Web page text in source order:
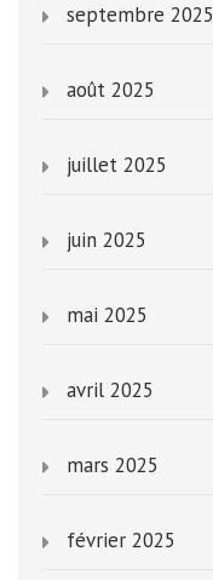
septembre 2025
août 2025
juillet 2025
juin 2025
mai 2025
avril 2025
mars 2025
février 2025